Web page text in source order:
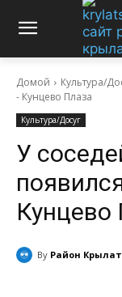
Домой Культура/
- Кунцево Плаза
Культура/Досуг
У
Кунцево
By Район